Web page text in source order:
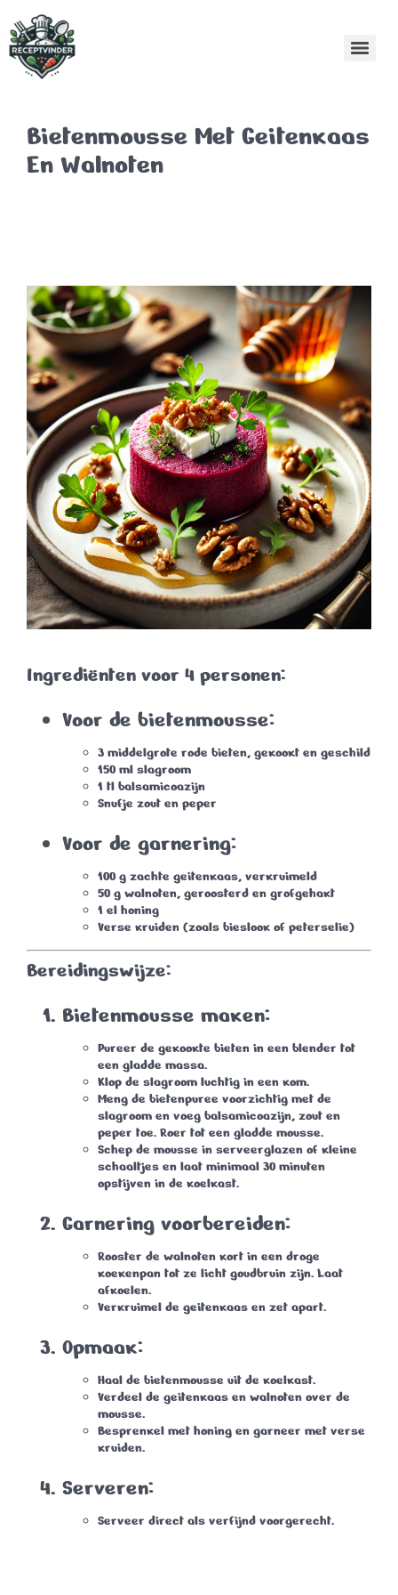
Bietenmousse Met Geitenkaas
En Walnoten
Ingrediënten voor 4 personen:
Voor de bietenmousse:
3 middelgrote rode bieten, gekookt en geschild
150 ml slagroom
1 tl balsamicoazijn
Snufje zout en peper
Voor de garnering:
100 g zachte geitenkaas, verkruimeld
50 g walnoten, geroosterd en grofgehakt
1 el honing
Verse kruiden (zoals bieslook of peterselie)
Bereidingswijze:
Bietenmousse maken:
Pureer de gekookte bieten in een blender tot
een gladde massa.
Klop de slagroom luchtig in een kom.
Meng de bietenpuree voorzichtig met de
slagroom en voeg balsamicoazijn, zout en
peper toe. Roer tot een gladde mousse.
Schep de mousse in serveerglazen of kleine
schaaltjes en laat minimaal 30 minuten
opstijven in de koelkast.
Garnering voorbereiden:
Rooster de walnoten kort in een droge
koekenpan tot ze licht goudbruin zijn. Laat
afkoelen.
Verkruimel de geitenkaas en zet apart.
Opmaak:
Haal de bietenmousse uit de koelkast.
Verdeel de geitenkaas en walnoten over de
mousse.
Besprenkel met honing en garneer met verse
kruiden.
Serveren:
Serveer direct als verfijnd voorgerecht.